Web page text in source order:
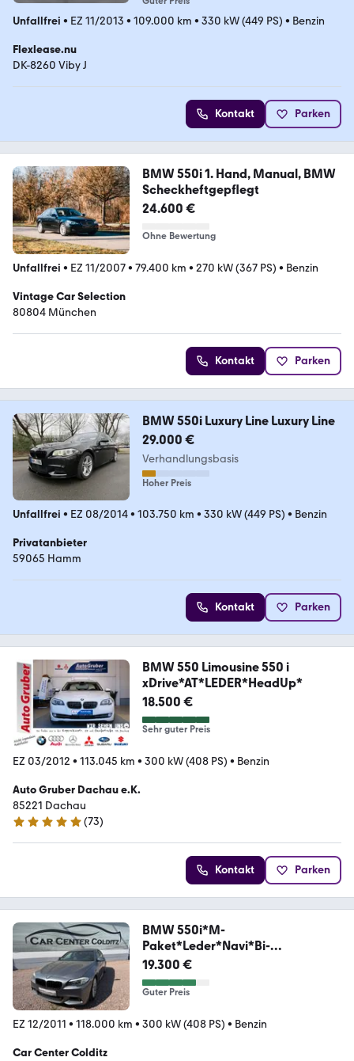
Unfallfrei • EZ 11/2013 • 109.000 km • 330 kW (449 PS) • Benzin
Flexlease.nu
DK-8260 Viby J
Kontakt Parken
BMW 550i 1. Hand, Manual, BMW
Scheckheftgepflegt
24.600 €
Ohne Bewertung
Unfallfrei • EZ 11/2007• 79.400 km • 270 kW (367 PS) • Benzin
Vintage Car Selection
80804 München
Kontakt Parken
BMW 550i Luxury Line Luxury Line
29.000 €
Verhandlungsbasis
Hoher Preis
Unfallfrei • EZ 08/2014• 103.750 km • 330 kW (449 PS) • Benzin
Privatanbieter
59065 Hamm
Kontakt Parken
BMW 550 Limousine 550 i
xDrive*AT*LEDER*HeadUp*
18.500 €
Sehr guter Preis
EZ 03/2012 • 113.045 km • 300 kW (408 PS) • Benzin
Auto Gruber Dachau e.K.
85221 Dachau
5 Sterne
(73)
Kontakt Parken
BMW 550i*M-
Paket*Leder*Navi*Bi-
Xenon*Kamera*
19.300 €
Guter Preis
EZ 12/2011 • 118.000 km • 300 kW (408 PS) • Benzin
Car Center Colditz